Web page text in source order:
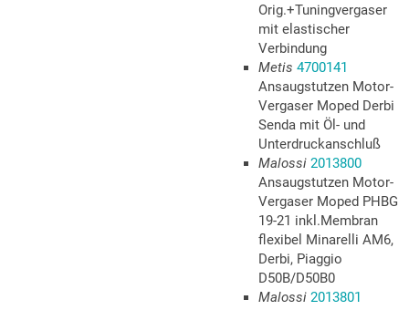
Orig.+Tuningvergaser
mit elastischer
Verbindung
Metis 4700141
Ansaugstutzen Motor-
Vergaser Moped Derbi
Senda mit Öl- und
Unterdruckanschluß
Malossi 2013800
Ansaugstutzen Motor-
Vergaser Moped PHBG
19-21 inkl.Membran
flexibel Minarelli AM6,
Derbi, Piaggio
D50B/D50B0
Malossi 2013801